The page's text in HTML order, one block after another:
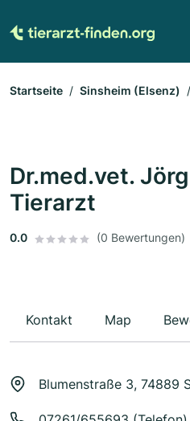
Startseite Sinsheim (Elsenz)
Dr.med.vet.
Tierarzt
0.0 (0 Bewertungen)
Kontakt Map
Blumenstraße 3, 74889